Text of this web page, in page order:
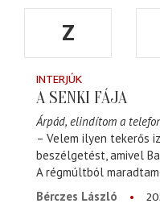
Z
INTERJÚK
A SENKI FÁJA
Árpád, elindítom a
– Velem ilyen tekerős
beszélgetést, amivel
A régmúltból
Bérczes László